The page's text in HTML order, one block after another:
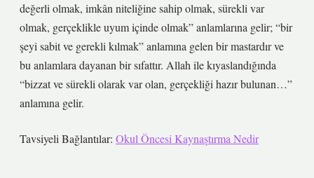
değerli olmak, imkân niteliğine sahip olmak, sürekli var
olmak, gerçeklikle uyum içinde olmak” anlamlarına gelir; “bir
şeyi sabit ve gerekli kılmak” anlamına gelen bir mastardır ve
bu anlamlara dayanan bir sıfattır. Allah ile kıyaslandığında
“bizzat ve sürekli olarak var olan, gerçekliği hazır bulunan…”
anlamına gelir.
Tavsiyeli Bağlantılar: Okul Öncesi Kaynaştırma Nedir